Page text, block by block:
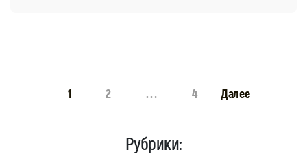
1 2 … 4 Далее
Рубрики: